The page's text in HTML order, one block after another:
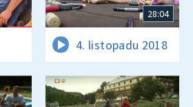
28:04
4. listopadu 2018